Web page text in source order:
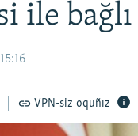
ile
VPN-siz oquñız